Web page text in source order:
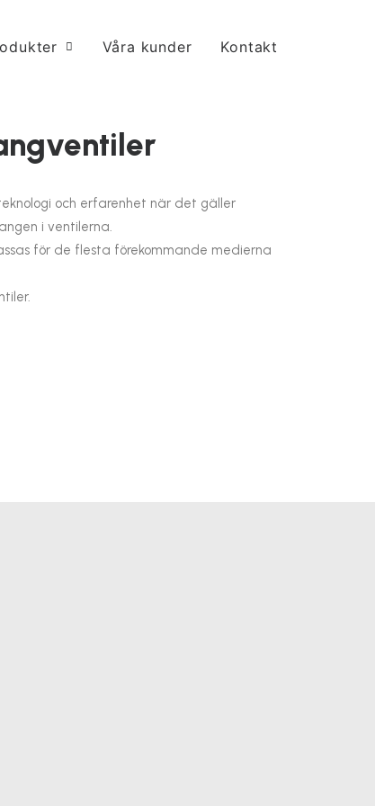
Våra kunder Kontakt
och erfarenhet när det gäller
i ventilerna.
för de flesta förekommande medierna